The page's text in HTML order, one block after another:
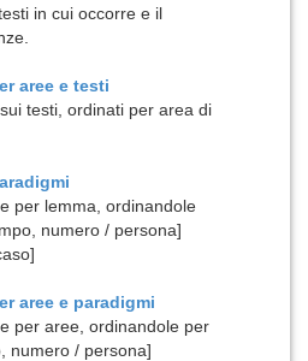
in cui occorre e il
aree e testi
testi, ordinati per area di
per lemma, ordinandole
numero / persona]
aree e paradigmi
per aree, ordinandole per
numero / persona]